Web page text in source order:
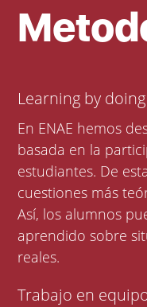
Learning by doing
En ENAE hemos
basada en la
estudiantes. De esta forma, se combinan las
cuestiones más
Así, los alumnos pueden poner en
aprendido sobre
reales.
Trabajo en